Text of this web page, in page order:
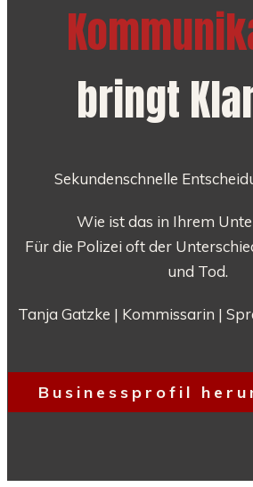
bringt
Sekundenschnelle
Wie ist das in Ihrem
Für die Polizei oft der
und Tod.
Tanja Gatzke | Kommissarin |
Businessprofil